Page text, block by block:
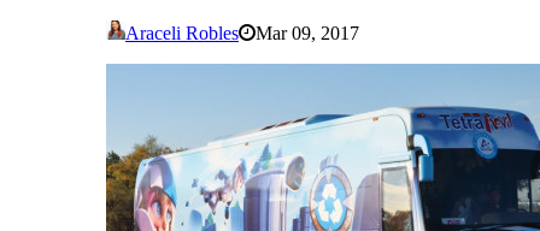
Araceli Robles Mar 09, 2017